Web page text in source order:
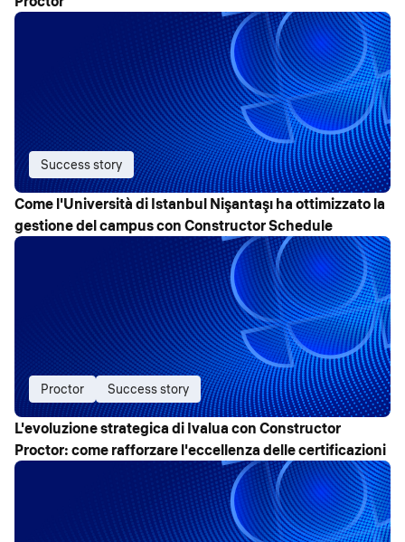
Success story
Come l'Università di Istanbul Nişantaşı ha ottimizzato la
gestione del campus con Constructor Schedule
Proctor Success story
L'evoluzione strategica di Ivalua con Constructor
Proctor: come rafforzare l'eccellenza delle certificazioni